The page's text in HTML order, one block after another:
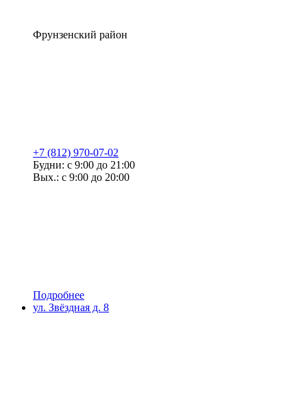
Фрунзенский район
+7 (812) 970-07-02
Будни: с 9:00 до 21:00
Вых.: с 9:00 до 20:00
Подробнее
ул. Звёздная д. 8